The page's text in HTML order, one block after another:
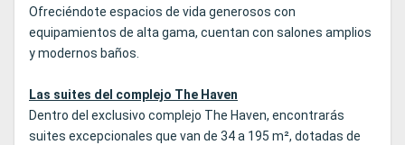
Ofreciéndote espacios de vida generosos con
equipamientos de alta gama, cuentan con salones amplios
y modernos baños.
Las suites del complejo The Haven
Dentro del exclusivo complejo The Haven, encontrarás
suites excepcionales que van de 34 a 195 m², dotadas de